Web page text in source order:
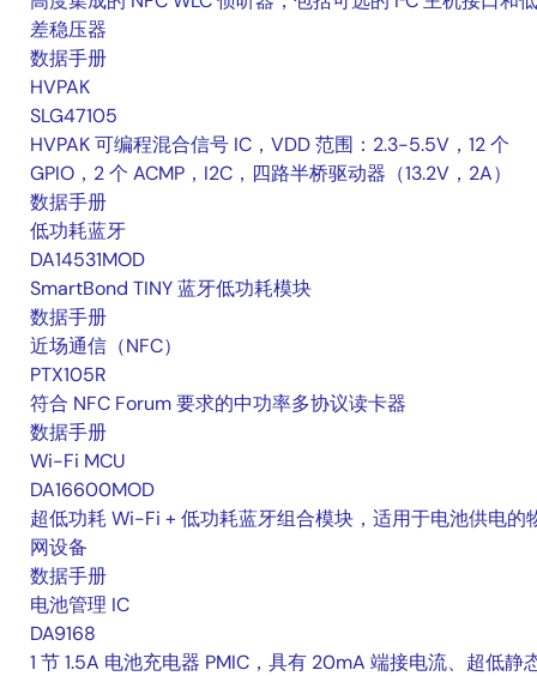
差稳压器
数据手册
HVPAK
SLG47105
HVPAK 可编程混合信号 IC，VDD 范围：2.3-5.5V，12 个
GPIO，2 个 ACMP，I2C，四路半桥驱动器（13.2V，2A）
数据手册
低功耗蓝牙
DA14531MOD
SmartBond TINY 蓝牙低功耗模块
数据手册
近场通信（NFC）
PTX105R
符合 NFC Forum 要求的中功率多协议读卡器
数据手册
Wi-Fi MCU
DA16600MOD
超低功耗 Wi-Fi + 低功耗蓝牙组合模块，适用于电池供电的
网设备
数据手册
电池管理 IC
DA9168
1 节 1.5A 电池充电器 PMIC，具有 20mA 端接电流、超低静